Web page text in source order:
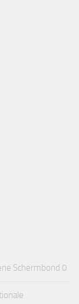
Schermbond 0